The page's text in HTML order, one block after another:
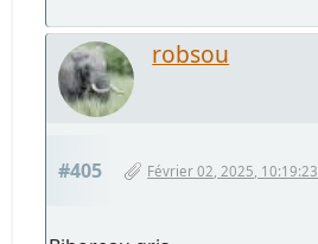
robsou
#405 Février 02, 2025, 10:19:23